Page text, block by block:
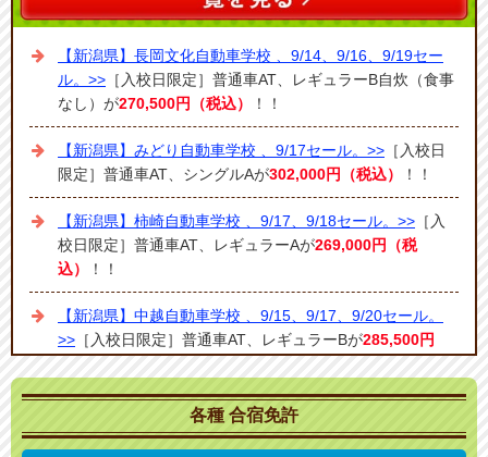
【新潟県】長岡文化自動車学校 、9/14、9/16、9/19セー
ル。>> ［入校日限定］普通車AT、レギュラーB自炊（食事
なし）が270,500円（税込） ！！
【新潟県】みどり自動車学校 、9/17セール。>> ［入校日
限定］普通車AT、シングルAが302,000円（税込） ！！
【新潟県】柿崎自動車学校 、9/17、9/18セール。>> ［入
校日限定］普通車AT、レギュラーAが269,000円（税
込）
！！
【新潟県】中越自動車学校 、9/15、9/17、9/20セール。
>> ［入校日限定］普通車AT、レギュラーBが285,500円
【新潟県】中越自動車学校 、9/10、9/13セール。>>
校日限定］普通車AT、ツインが342,700円（税込）！！
各種 合宿免許